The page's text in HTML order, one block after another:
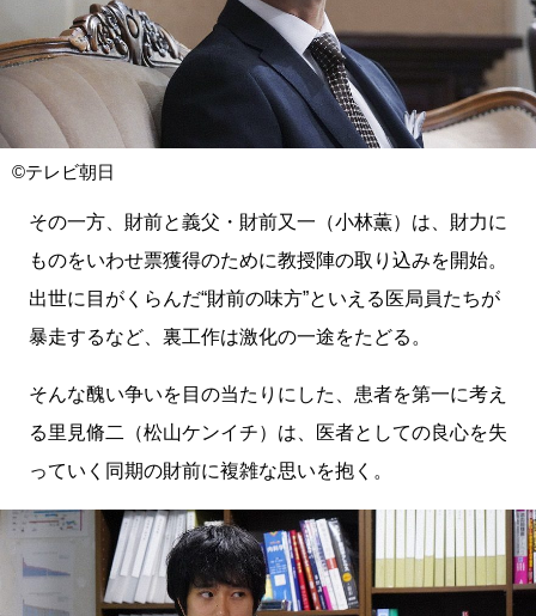
©テレビ朝日
その一方、財前と義父・財前又一（小林薫）は、財力に
ものをいわせ票獲得のために教授陣の取り込みを開始。
出世に目がくらんだ“財前の味方”といえる医局員たちが
暴走するなど、裏工作は激化の一途をたどる。
そんな醜い争いを目の当たりにした、患者を第一に考え
る里見脩二（松山ケンイチ）は、医者としての良心を失
っていく同期の財前に複雑な思いを抱く。